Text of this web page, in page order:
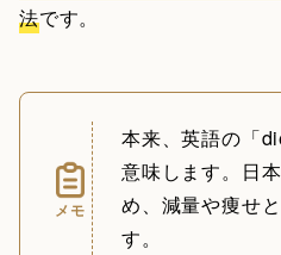
法です。
メモ
本来、英語の「
意味します。日
め、減量や痩せ
す。